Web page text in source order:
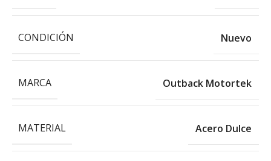
CONDICIÓN Nuevo
MARCA Outback Motortek
MATERIAL Acero Dulce